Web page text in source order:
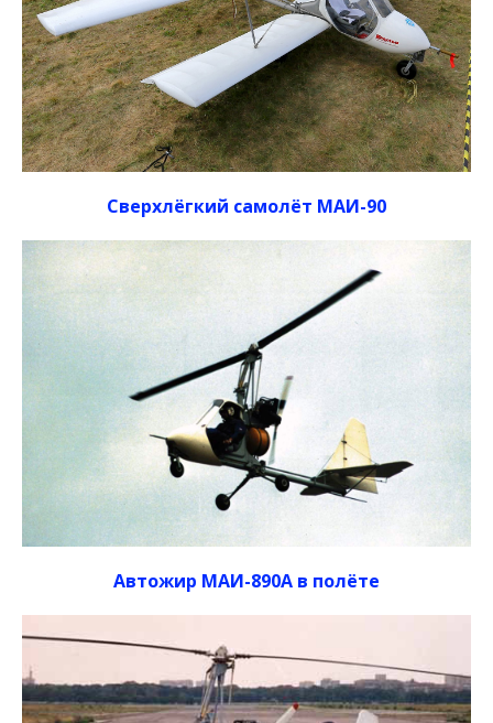
Сверхлёгкий самолёт МАИ-90
Автожир МАИ-890А в полёте